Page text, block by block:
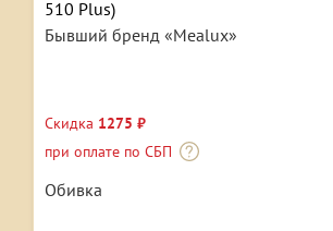
510 Plus)
Бывший бренд «Mealux»
Скидка 1275 ₽
при оплате по СБП
Обивка